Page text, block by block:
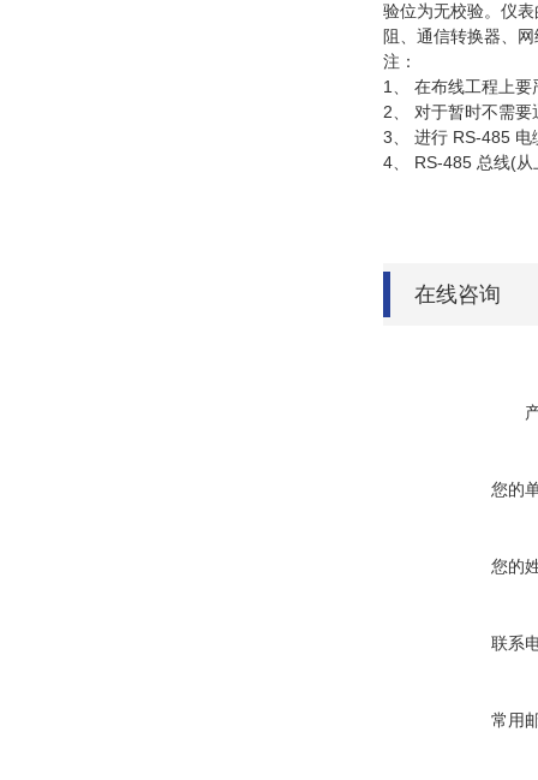
验位为无校验。 仪
阻、通信转换器、
注：
1
、 在布线工程上
2 、 对于暂时不需
3 、 进行 RS-485 电
4
RS-485 总线(
在线咨询
您的
您的
联系
常用